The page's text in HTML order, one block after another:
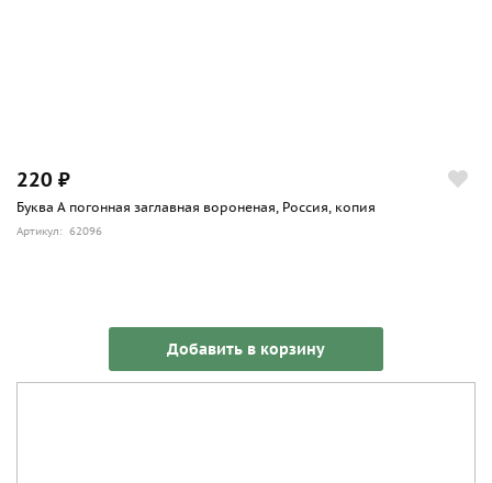
220 ₽
Буква А погонная заглавная вороненая, Россия, копия
Артикул: 62096
Добавить в корзину